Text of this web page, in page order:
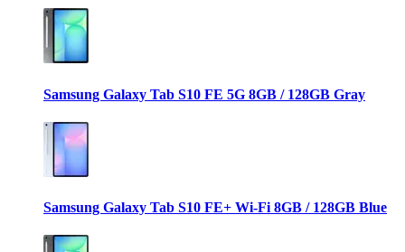
Samsung Galaxy Tab S10 FE 5G 8GB / 128GB Gray
Samsung Galaxy Tab S10 FE+ Wi-Fi 8GB / 128GB Blue